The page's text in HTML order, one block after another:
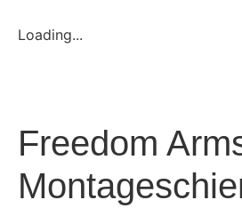
Loading...
Freedom